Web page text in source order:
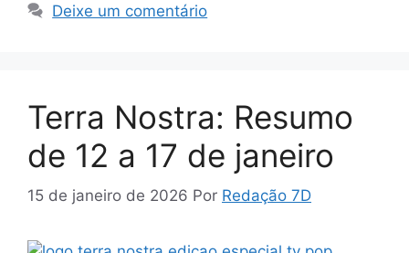
Deixe um comentário
Terra Nostra: Resumo
de 12 a 17 de janeiro
15 de janeiro de 2026 Por Redação 7D